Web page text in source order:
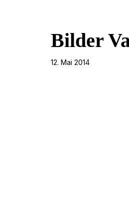
Bilder
12. Mai 2014